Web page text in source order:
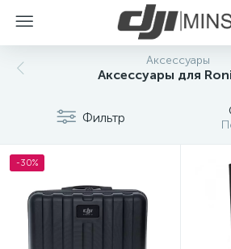
Аксессуары
Аксессуары для
Фильтр
-30%